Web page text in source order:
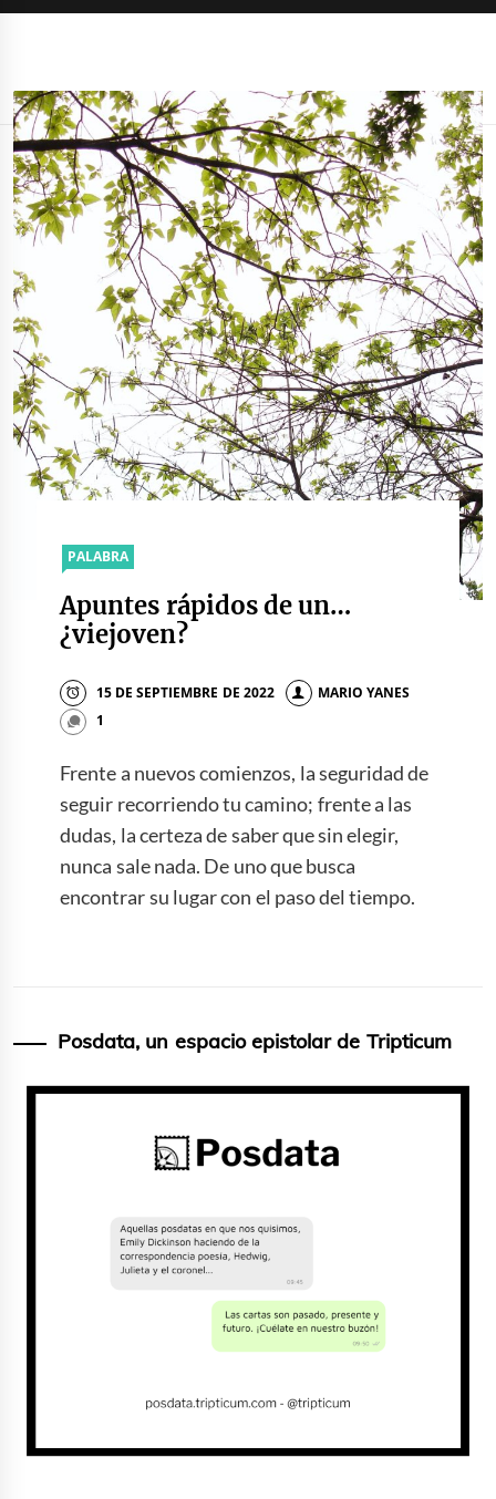
PALABRA
Apuntes rápidos de un…
¿viejoven?
15 DE SEPTIEMBRE DE 2022
MARIO YANES
1
Frente a nuevos comienzos, la seguridad de
seguir recorriendo tu camino; frente a las
dudas, la certeza de saber que sin elegir,
nunca sale nada. De uno que busca
encontrar su lugar con el paso del tiempo.
Posdata, un espacio epistolar de Tripticum